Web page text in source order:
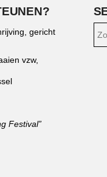
gericht
vzw,
Festival”